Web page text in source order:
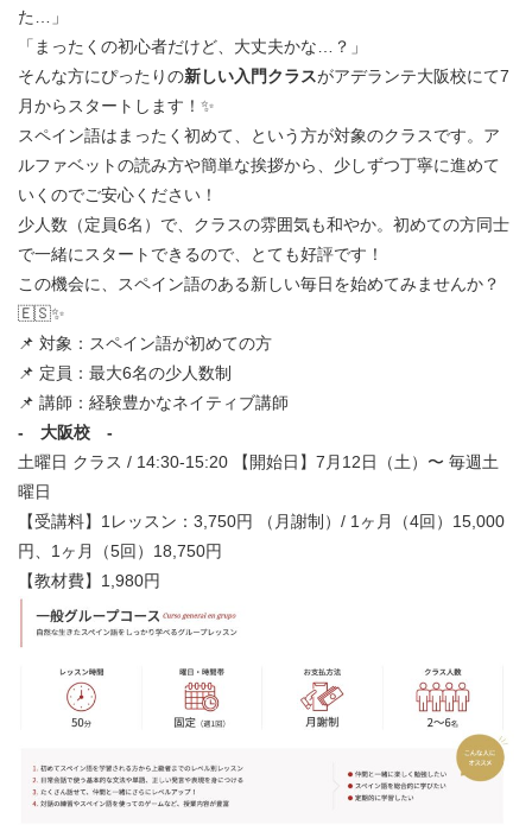
た…」
「まったくの初心者だけど、大丈夫かな…？」
そんな方にぴったりの新しい入門クラスがアデランテ大阪校にて7
月からスタートします！✨
スペイン語はまったく初めて、という方が対象のクラスです。ア
ルファベットの読み方や簡単な挨拶から、少しずつ丁寧に進めて
いくのでご安心ください！
少人数（定員6名）で、クラスの雰囲気も和やか。初めての方同士
で一緒にスタートできるので、とても好評です！
この機会に、スペイン語のある新しい毎日を始めてみませんか？
🇪🇸✨
📌 対象：スペイン語が初めての方
📌 定員：最大6名の少人数制
📌 講師：経験豊かなネイティブ講師
- 大阪校 -
土曜日 クラス / 14:30-15:20 【開始日】7月12日（土）〜 毎週土
曜日
【受講料】1レッスン：3,750円 （月謝制）/ 1ヶ月（4回）15,000
円、1ヶ月（5回）18,750円
【教材費】1,980円